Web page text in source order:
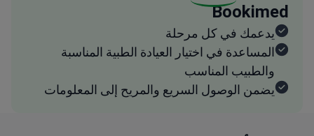
Bookimed
يدعمك في كل مرحلة
المساعدة في اختيار العيادة الطبية المناسبة
والطبيب المناسب
يضمن الوصول السريع والمريح إلى المعلومات